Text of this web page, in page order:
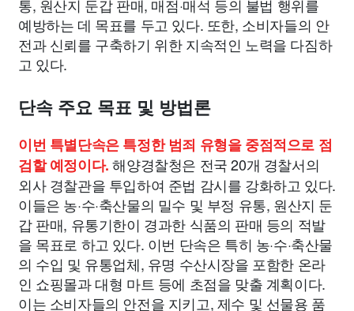
통, 원산지 둔갑 판매, 매점·매석 등의 불법 행위를
예방하는 데 목표를 두고 있다. 또한, 소비자들의 안
전과 신뢰를 구축하기 위한 지속적인 노력을 다짐하
고 있다.
단속 주요 목표 및 방법론
이번 특별단속은 특정한 범죄 유형을 중점적으로 점
검할 예정이다.해양경찰청은 전국 20개 경찰서의
외사 경찰관을 투입하여 준법 감시를 강화하고 있다.
이들은 농·수·축산물의 밀수 및 부정 유통, 원산지 둔
갑 판매, 유통기한이 경과한 식품의 판매 등의 적발
을 목표로 하고 있다. 이번 단속은 특히 농·수·축산물
의 수입 및 유통업체, 유명 수산시장을 포함한 온라
인 쇼핑몰과 대형 마트 등에 초점을 맞출 계획이다.
이는 소비자들의 안전을 지키고, 제수 및 선물용 품